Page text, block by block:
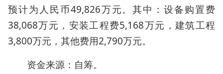
预计为人民币49,826万元。其中：设备购置费
38,068万元，安装工程费5,168万元，建筑工程
3,800万元，其他费用2,790万元。
资金来源：自筹。